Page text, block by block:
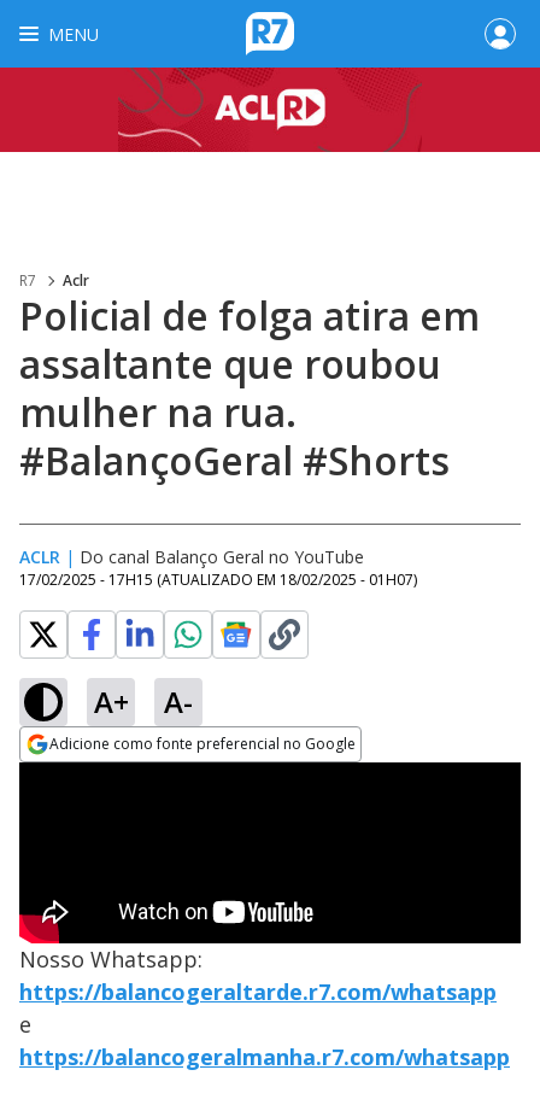
MENU
R7 Aclr
Policial de folga atira em
assaltante que roubou
mulher na rua.
#BalançoGeral #Shorts
ACLR | Do canal Balanço Geral no YouTube
17/02/2025 - 17H15 (ATUALIZADO EM 18/02/2025 - 01H07)
A+ A-
Adicione como fonte preferencial no Google
Nosso Whatsapp:
https://balancogeraltarde.r7.com/whatsapp
e
https://balancogeralmanha.r7.com/whatsapp